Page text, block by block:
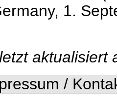
1.
aktualisiert
/